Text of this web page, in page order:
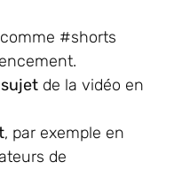
comme #shorts
de la vidéo en
, par exemple en
de